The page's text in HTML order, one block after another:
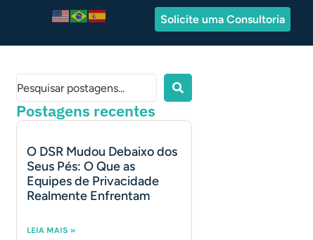
Solicite uma Consultoria
Postagens recentes
O DSR Mudou Debaixo dos
Seus Pés: O Que as
Equipes de Privacidade
Realmente Enfrentam
LEIA MAIS »